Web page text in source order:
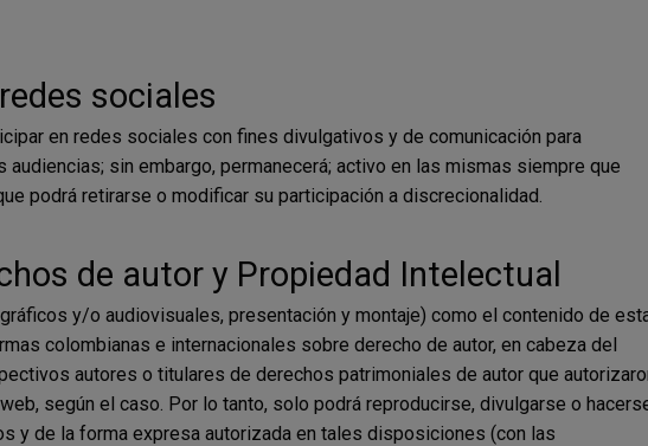
sociales
en redes sociales con fines divulgativos y de comunicación para
audiencias; sin embargo, permanecerá; activo en las mismas siempre que
podrá retirarse o modificar su participación a discrecionalidad.
de autor y Propiedad Intelectual
y/o audiovisuales, presentación y montaje) como el contenido de
colombianas e internacionales sobre derecho de autor, en cabeza del
autores o titulares de derechos patrimoniales de autor que
según el caso. Por lo tanto, solo podrá reproducirse, divulgarse o
y de la forma expresa autorizada en tales disposiciones (con las